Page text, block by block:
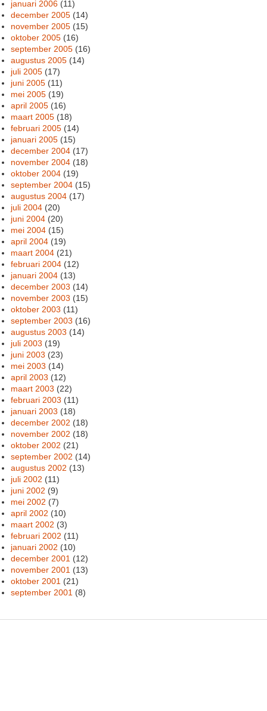
januari 2006 (11)
december 2005 (14)
november 2005 (15)
oktober 2005 (16)
september 2005 (16)
augustus 2005 (14)
juli 2005 (17)
juni 2005 (11)
mei 2005 (19)
april 2005 (16)
maart 2005 (18)
februari 2005 (14)
januari 2005 (15)
december 2004 (17)
november 2004 (18)
oktober 2004 (19)
september 2004 (15)
augustus 2004 (17)
juli 2004 (20)
juni 2004 (20)
mei 2004 (15)
april 2004 (19)
maart 2004 (21)
februari 2004 (12)
januari 2004 (13)
december 2003 (14)
november 2003 (15)
oktober 2003 (11)
september 2003 (16)
augustus 2003 (14)
juli 2003 (19)
juni 2003 (23)
mei 2003 (14)
april 2003 (12)
maart 2003 (22)
februari 2003 (11)
januari 2003 (18)
december 2002 (18)
november 2002 (18)
oktober 2002 (21)
september 2002 (14)
augustus 2002 (13)
juli 2002 (11)
juni 2002 (9)
mei 2002 (7)
april 2002 (10)
maart 2002 (3)
februari 2002 (11)
januari 2002 (10)
december 2001 (12)
november 2001 (13)
oktober 2001 (21)
september 2001 (8)